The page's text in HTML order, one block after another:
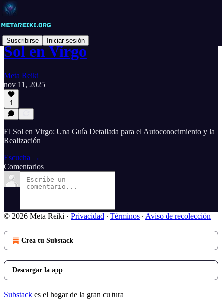
Suscribirse Iniciar sesión
Sol en Virgo
Meta Reiki
nov 11, 2025
1
El Sol en Virgo: Una Guía Detallada para el Autoconocimiento y la
Realización
Escucha →
Comentarios
© 2026 Meta Reiki · Privacidad ∙ Términos ∙ Aviso de recolección
Crea tu Substack
Descargar la app
Substack es el hogar de la gran cultura